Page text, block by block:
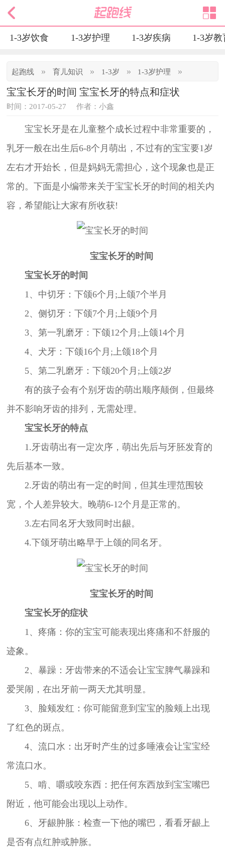
1-3岁饮食 1-3岁护理 1-3岁疾病 1-3岁教
起跑线 » 育儿知识 » 1-3岁 » 1-3岁护理 »
宝宝长牙的时间 宝宝长牙的特点和症状
时间：2017-05-27 作者：小鑫
宝宝长牙是在儿童整个成长过程中非常重要的，
乳牙一般在出生后6-8个月萌出，不过有的宝宝要1岁
左右才开始长，但是妈妈无需担心，这个现象也是正
常的。下面是小编带来关于宝宝长牙的时间的相关内
容，希望能让大家有所收获!
宝宝长牙的时间
宝宝长牙的时间
1、中切牙：下颌6个月;上颌7个半月
2、侧切牙：下颌7个月;上颌9个月
3、第一乳磨牙：下颌12个月;上颌14个月
4、犬牙：下颌16个月;上颌18个月
5、第二乳磨牙：下颌20个月;上颌2岁
有的孩子会有个别牙齿的萌出顺序颠倒，但最终
并不影响牙齿的排列，无需处理。
宝宝长牙的特点
1.牙齿萌出有一定次序，萌出先后与牙胚发育的
先后基本一致。
2.牙齿的萌出有一定的时间，但其生理范围较
宽，个人差异较大。晚萌6-12个月是正常的。
3.左右同名牙大致同时出龈。
4.下颌牙萌出略早于上颌的同名牙。
宝宝长牙的时间
宝宝长牙的症状
1、疼痛：你的宝宝可能表现出疼痛和不舒服的
迹象。
2、暴躁：牙齿带来的不适会让宝宝脾气暴躁和
爱哭闹，在出牙前一两天尤其明显。
3、脸颊发红：你可能留意到宝宝的脸颊上出现
了红色的斑点。
4、流口水：出牙时产生的过多唾液会让宝宝经
常流口水。
5、啃、嚼或咬东西：把任何东西放到宝宝嘴巴
附近，他可能会出现以上动作。
6、牙龈肿胀：检查一下他的嘴巴，看看牙龈上
是否有点红肿或肿胀。